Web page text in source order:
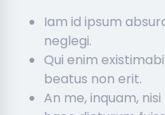
Iam id ipsum
neglegi.
Qui enim
beatus non erit.
An me, inquam,